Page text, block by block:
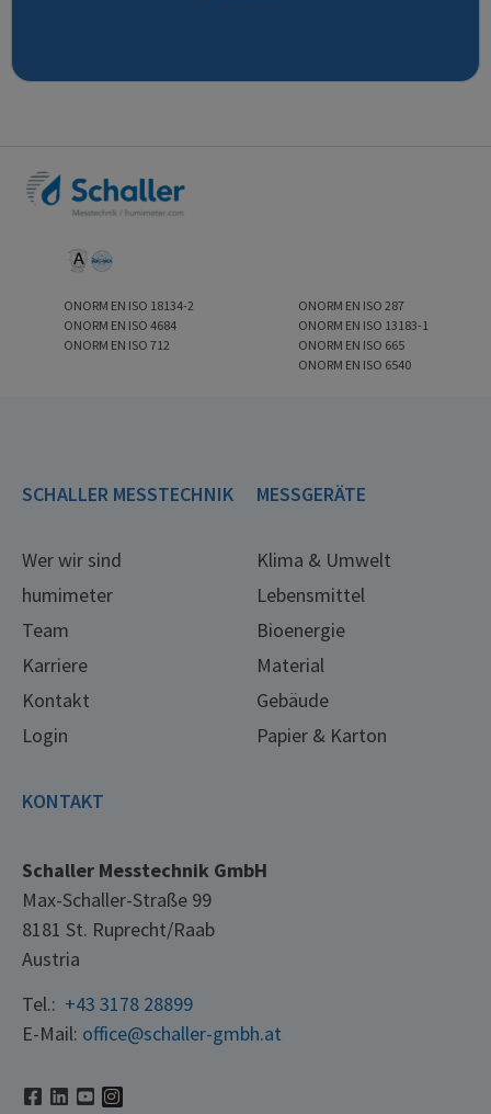
ONORM EN ISO 18134-2
ONORM EN ISO 4684
ONORM EN ISO 712
ONORM EN ISO 287
ONORM EN ISO 13183-1
ONORM EN ISO 665
ONORM EN ISO 6540
SCHALLER MESSTECHNIK
Wer wir sind
humimeter
Team
Karriere
Kontakt
Login
MESSGERÄTE
Klima & Umwelt
Lebensmittel
Bioenergie
Material
Gebäude
Papier & Karton
KONTAKT
Schaller Messtechnik GmbH
Max-Schaller-Straße 99
8181 St. Ruprecht/Raab
Austria
Tel.: +43 3178 28899
E-Mail: office@schaller-gmbh.at